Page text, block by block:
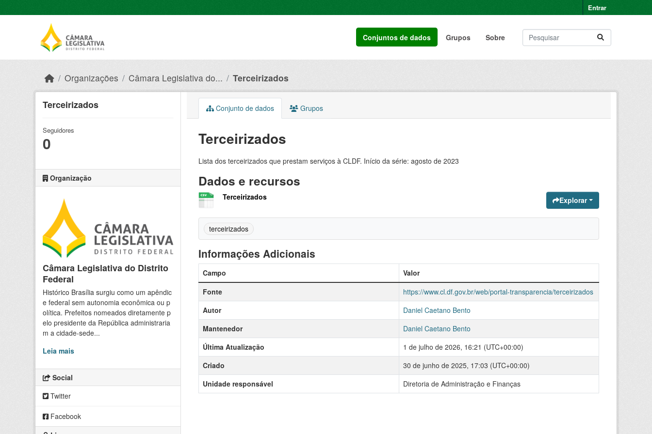
Entrar
Conjuntos de dados Grupos Sobre
Organizações Câmara Legislativa do... Terceirizados
Terceirizados
Seguidores
0
Organização
Câmara Legislativa do Distrito
Federal
Histórico Brasília surgiu como um apêndic
e federal sem autonomia econômica ou p
olítica. Prefeitos nomeados diretamente p
elo presidente da República administraria
m a cidade-sede...
Leia mais
Social
Twitter
Facebook
Conjunto de dados Grupos
Terceirizados
Lista dos terceirizados que prestam serviços à CLDF. Início da série: agosto de 2023
Dados e recursos
Terceirizados Explorar
terceirizados
Informações Adicionais
Campo
Valor
Fonte
https://www.cl.df.gov.br/web/portal-transparencia/terceirizados
Autor
Daniel Caetano Bento
Mantenedor
Daniel Caetano Bento
Última Atualização
1 de julho de 2026, 16:21 (UTC+00:00)
Criado
30 de junho de 2025, 17:03 (UTC+00:00)
Unidade responsável
Diretoria de Administração e Finanças